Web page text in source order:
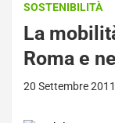
SOSTENIBILITÀ
La
Roma e
20 Settembre 2011